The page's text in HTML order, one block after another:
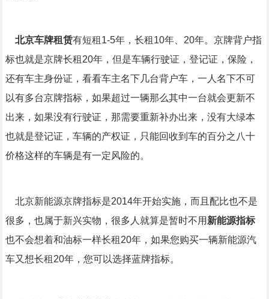
北京车牌租赁有短租1-5年，长租10年、20年。京牌背户指
标也就是京牌长租20年，但是车辆行驶证，登记证，保险，
还有车主身份证，看看车主名下几台背户车，一人名下不可
以有多台京牌指标，如果超过一辆那么其中一台就会更新不
出来，如果没有行驶证，那需要重新补办出来，没有大绿本
也就是登记证，车辆的产权证，只能回收到车的百分之八十
价格这样的车辆是有一定风险的。
北京新能源京牌指标是2014年开始实施，而且配比也不是
很多，也属于新兴实物，很多人就算是暂时不用 新能源指标
也不会想着和油标一样长租20年，如果您购买一辆新能源汽
车又想长租20年，您可以选择蓝牌指标。